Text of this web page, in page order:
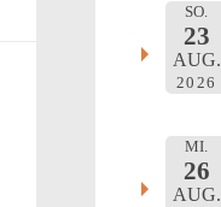
SO.
23
AUG.
2026
MI.
26
AUG.